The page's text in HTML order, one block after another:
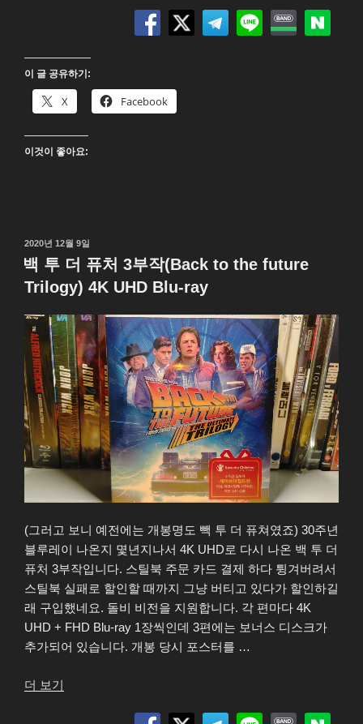
(Eraser)
4K
UHD
Blu-
ray”
이 글 공유하기:
X Facebook
이것이 좋아요:
작
성
일
자
2020년 12월 9일
백 투 더 퓨처 3부작(Back to the future
Trilogy) 4K UHD Blu-ray
(그러고 보니 예전에는 개봉명도 빽 투 더 퓨쳐였죠) 30주년
블루레이 나온지 몇년지나서 4K UHD로 다시 나온 백 투 더
퓨처 3부작입니다. 스틸북 주문 카드 결제 하다 튕겨버려서
스틸북 실패로 할인할 때까지 그냥 버티고 있다가 할인하길
래 구입했네요. 돌비 비전을 지원합니다. 각 편마다 4K
UHD + FHD Blu-ray 1장씩인데 3편에는 보너스 디스크가
추가되어 있습니다. 개봉 당시 포스터를 …
더 보기